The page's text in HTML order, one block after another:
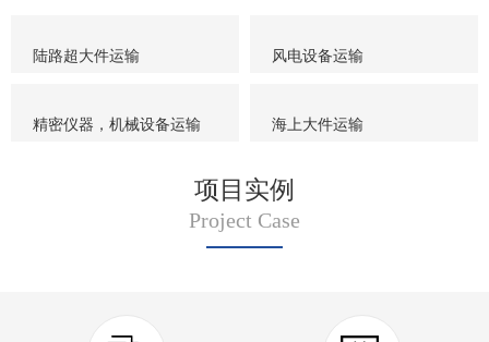
陆路超大件运输 风电设备运输
精密仪器，机械设备运输 海上大件运输
项目实例
Project Case